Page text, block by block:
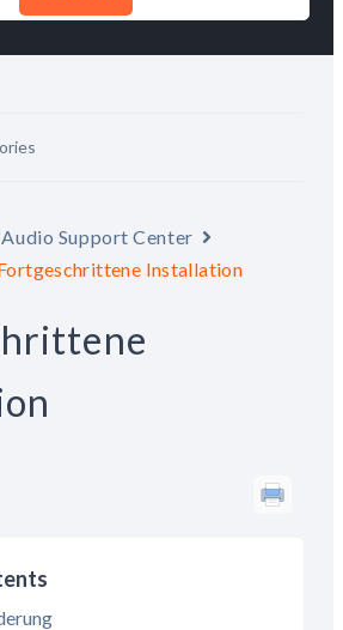
Support Center
Installation